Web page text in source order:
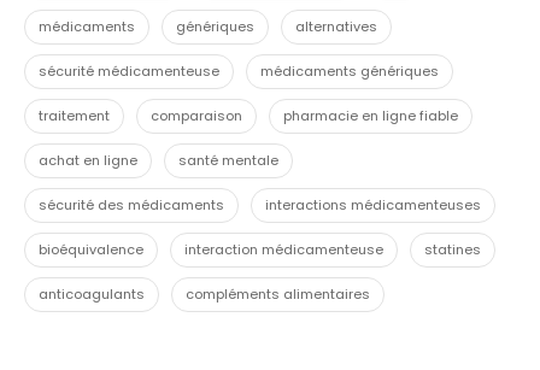
médicaments génériques alternatives
sécurité médicamenteuse médicaments génériques
traitement comparaison pharmacie en ligne fiable
achat en ligne santé mentale
sécurité des médicaments interactions médicamenteuses
bioéquivalence interaction médicamenteuse statines
anticoagulants compléments alimentaires